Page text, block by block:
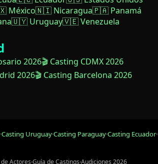
México🇳🇮 Nicaragua🇵🇦 Panamá
🇺🇾 Uruguay🇻🇪 Venezuela
2026🎬 Casting CDMX 2026
2026🎬 Casting Barcelona 2026
·Casting Uruguay·Casting Paraguay·Casting Ecuador·
Actores·Guía de Castings·Audiciones 2026